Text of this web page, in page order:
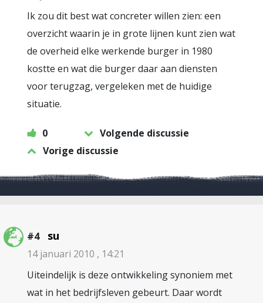
Ik zou dit best wat concreter willen zien: een
overzicht waarin je in grote lijnen kunt zien wat
de overheid elke werkende burger in 1980
kostte en wat die burger daar aan diensten
voor terugzag, vergeleken met de huidige
situatie.
0
Volgende discussie
Vorige discussie
#4 su
14 januari 2010 , 14:21
Uiteindelijk is deze ontwikkeling synoniem met
wat in het bedrijfsleven gebeurt. Daar wordt